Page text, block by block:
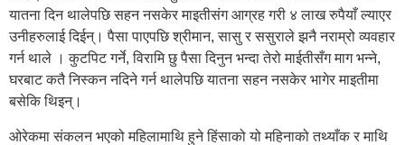
यातना दिन थालेपछि सहन नसकेर माइतीसंग आग्रह गरी ४ लाख रुपैयाँ ल्याएर
उनीहरुलाई दिईन्। पैसा पाएपछि श्रीमान, सासु र ससुराले झनै नराम्रो व्यवहार
गर्न थाले । कुटपिट गर्ने, विरामि छु पैसा दिनुन भन्दा तेरो माईतीसँग माग भन्ने,
घरबाट कतै निस्कन नदिने गर्न थालेपछि यातना सहन नसकेर भागेर माइतीमा
बसेकि थिइन्।
ओरेकमा संकलन भएको महिलामाथि हुने हिंसाको यो महिनाको तथ्याँक र माथि